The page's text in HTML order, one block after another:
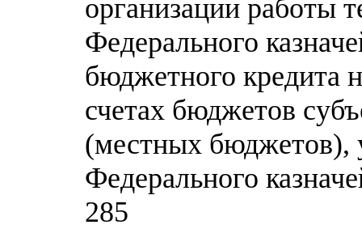
организации работы
Федерального
бюджетного кредита
счетах бюджетов
(местных бюджетов),
Федерального
285